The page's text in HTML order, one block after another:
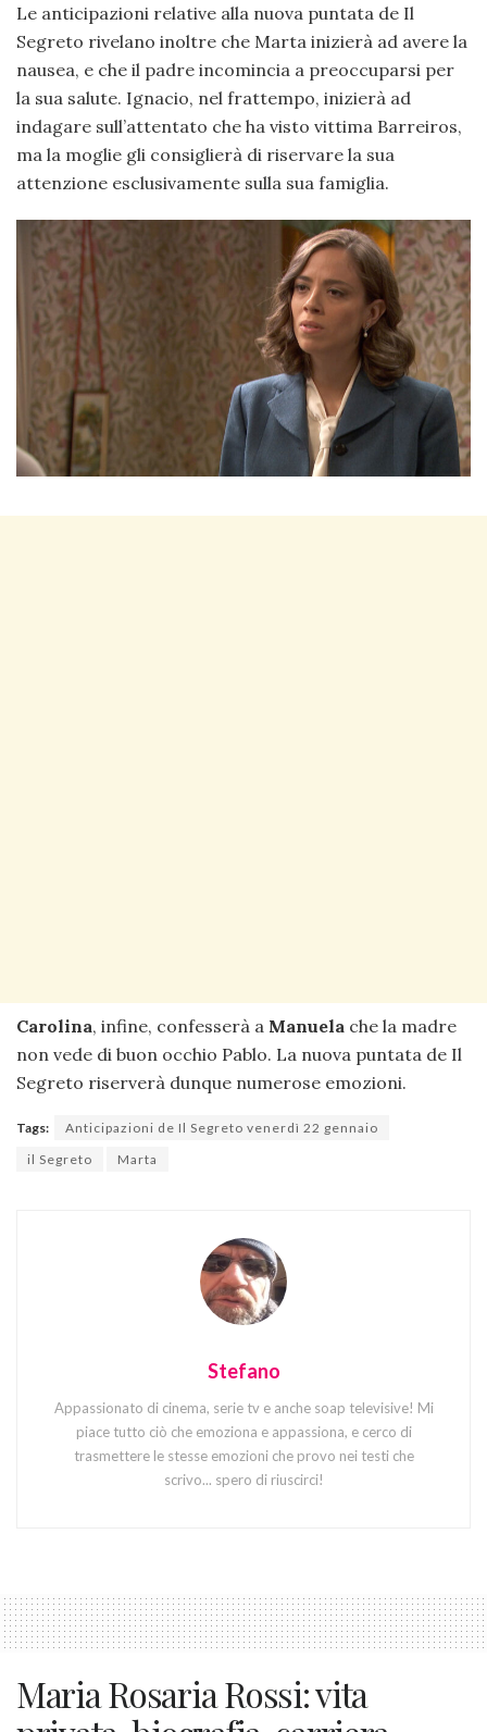
Le anticipazioni relative alla nuova puntata de Il
Segreto rivelano inoltre che Marta inizierà ad avere la
nausea, e che il padre incomincia a preoccuparsi per
la sua salute. Ignacio, nel frattempo, inizierà ad
indagare sull’attentato che ha visto vittima Barreiros,
ma la moglie gli consiglierà di riservare la sua
attenzione esclusivamente sulla sua famiglia.
Carolina, infine, confesserà a Manuela che la madre
non vede di buon occhio Pablo. La nuova puntata de Il
Segreto riserverà dunque numerose emozioni.
Tags:
Anticipazioni de Il Segreto venerdì 22 gennaio
il Segreto
Marta
Stefano
Appassionato di cinema, serie tv e anche soap televisive! Mi
piace tutto ciò che emoziona e appassiona, e cerco di
trasmettere le stesse emozioni che provo nei testi che
scrivo... spero di riuscirci!
Maria Rosaria Rossi: vita